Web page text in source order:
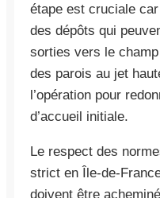
étape est cruciale
des dépôts qui
sorties vers le champ
des parois au jet
l’opération pour
d’accueil initiale.
Le respect des
strict en Île-de-
doivent être